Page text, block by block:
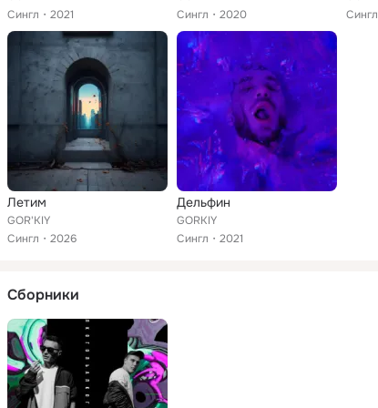
Сингл
2021
Сингл
2020
Сингл
Летим
GOR'KIY
Сингл
2026
Дельфин
GORKIY
Сингл
2021
Сборники